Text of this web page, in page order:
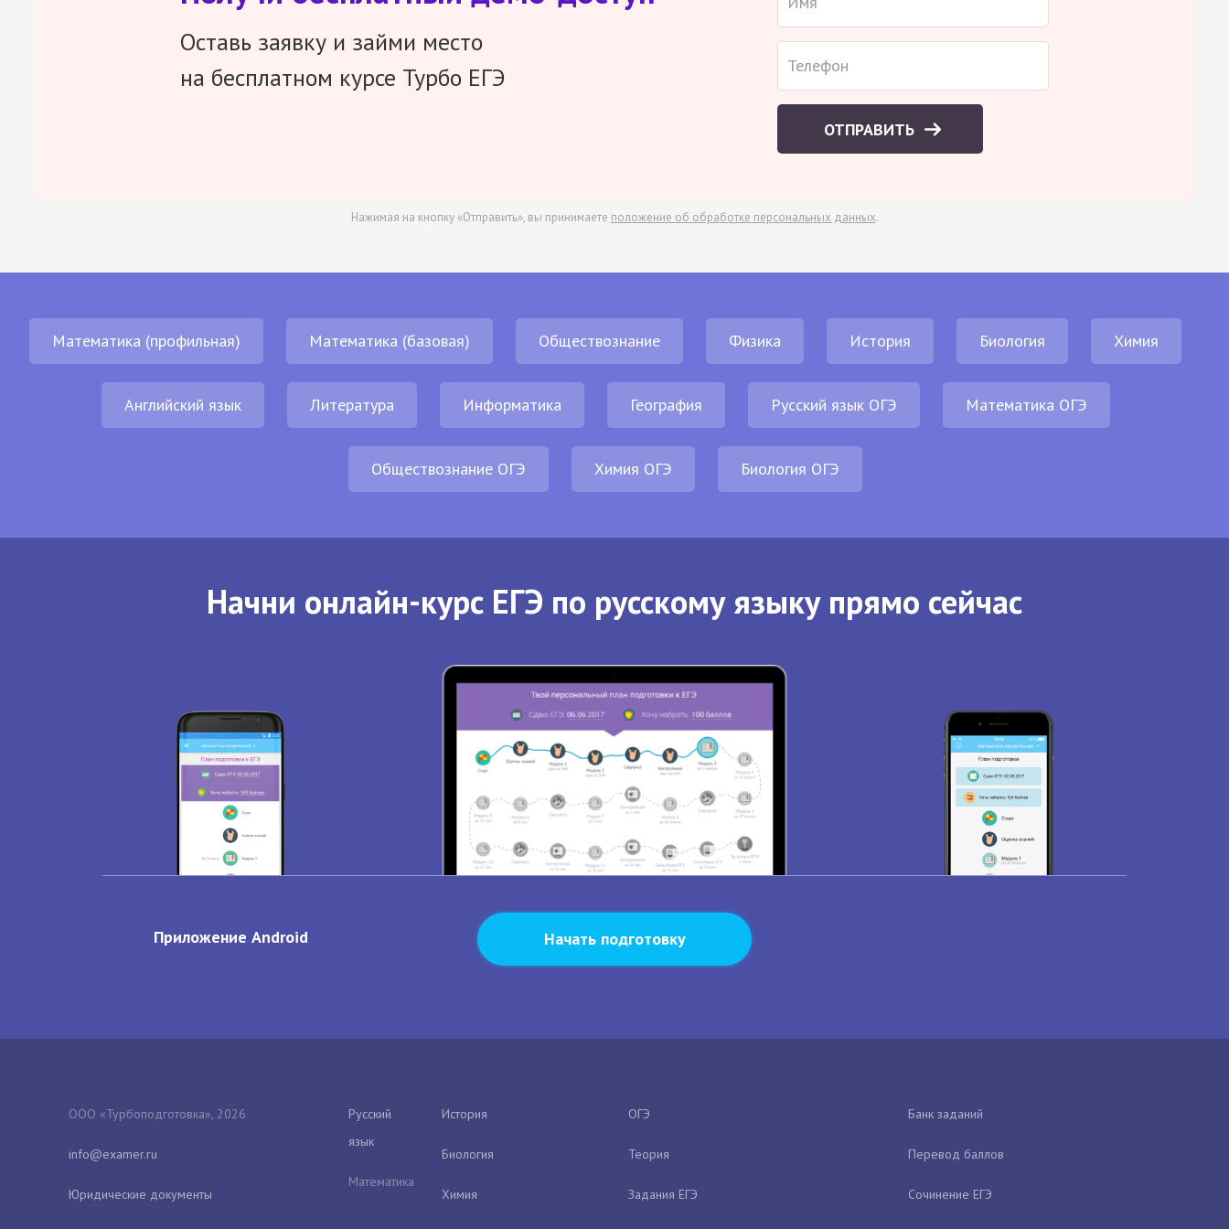
Оставь заявку и займи место
на бесплатном курсе Турбо ЕГЭ
ОТПРАВИТЬ
Нажимая на кнопку «Отправить», вы принимаете положение об обработке персональных данных.
Математика (профильная) Математика (базовая) Обществознание Физика История Биология Химия
Английский язык Литература Информатика География Русский язык ОГЭ Математика ОГЭ
Обществознание ОГЭ Химия ОГЭ Биология ОГЭ
Начни онлайн-курс ЕГЭ по русскому языку прямо сейчас
Приложение Android Начать подготовку
ООО «Турбоподготовка», 2026
Юридические документы
Русский
язык
Математика
История
Биология
Химия
ОГЭ
Теория
Задания ЕГЭ
Банк заданий
Перевод баллов
Сочинение ЕГЭ